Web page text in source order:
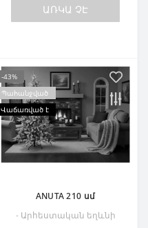
ԱՌԿԱ ՉԷ
-43%
Պահանջված
Վաճառված է
ANUTA 210 սմ
- Արհեստական եղևնի